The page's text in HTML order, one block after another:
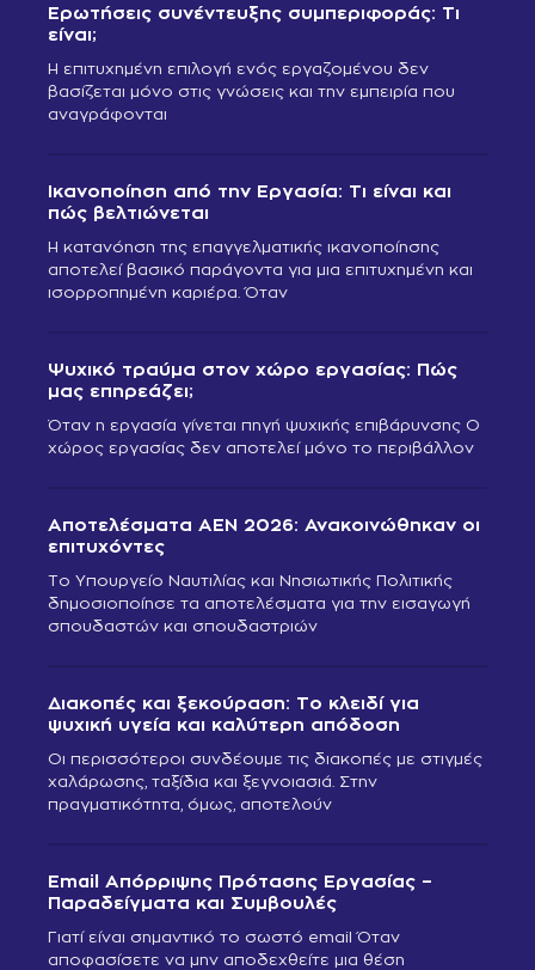
Ερωτήσεις συνέντευξης συμπεριφοράς: Τι
είναι;
Η επιτυχημένη επιλογή ενός εργαζομένου δεν
βασίζεται μόνο στις γνώσεις και την εμπειρία που
αναγράφονται
Ικανοποίηση από την Εργασία: Τι είναι και
πώς βελτιώνεται
Η κατανόηση της επαγγελματικής ικανοποίησης
αποτελεί βασικό παράγοντα για μια επιτυχημένη και
ισορροπημένη καριέρα. Όταν
Ψυχικό τραύμα στον χώρο εργασίας: Πώς
μας επηρεάζει;
Όταν η εργασία γίνεται πηγή ψυχικής επιβάρυνσης Ο
χώρος εργασίας δεν αποτελεί μόνο το περιβάλλον
Αποτελέσματα ΑΕΝ 2026: Ανακοινώθηκαν οι
επιτυχόντες
Το Υπουργείο Ναυτιλίας και Νησιωτικής Πολιτικής
δημοσιοποίησε τα αποτελέσματα για την εισαγωγή
σπουδαστών και σπουδαστριών
Διακοπές και ξεκούραση: Το κλειδί για
ψυχική υγεία και καλύτερη απόδοση
Οι περισσότεροι συνδέουμε τις διακοπές με στιγμές
χαλάρωσης, ταξίδια και ξεγνοιασιά. Στην
πραγματικότητα, όμως, αποτελούν
Email Απόρριψης Πρότασης Εργασίας –
Παραδείγματα και Συμβουλές
Γιατί είναι σημαντικό το σωστό email Όταν
αποφασίσετε να μην αποδεχθείτε μια θέση